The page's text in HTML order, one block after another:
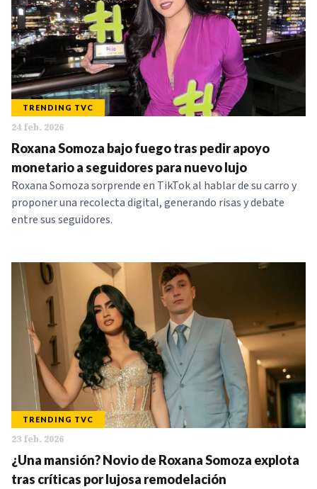
TRENDING TVC
24 feb. 2026
Roxana Somoza bajo fuego tras pedir apoyo
monetario a seguidores para nuevo lujo
Roxana Somoza sorprende en TikTok al hablar de su carro y
proponer una recolecta digital, generando risas y debate
entre sus seguidores.
TRENDING TVC
23 feb. 2026
¿Una mansión? Novio de Roxana Somoza explota
tras críticas por lujosa remodelación